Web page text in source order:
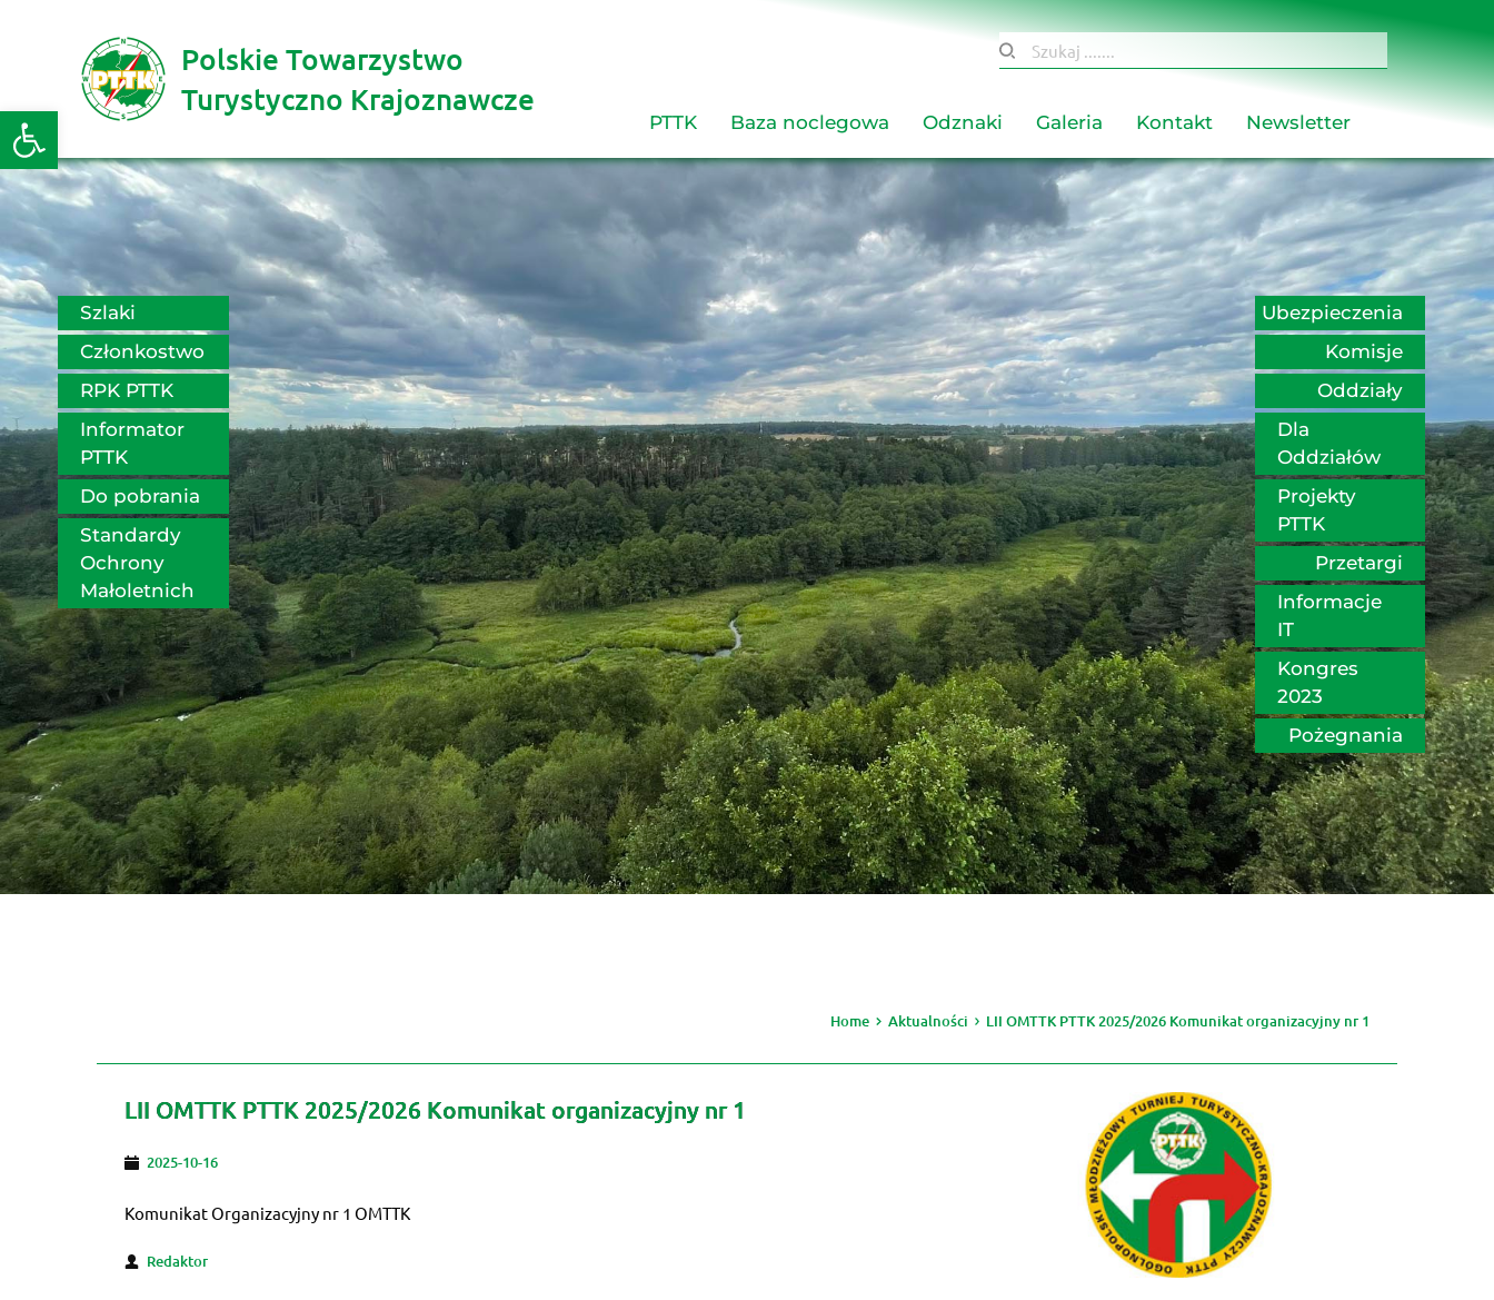
Otwórz pasek narzędzi
Polskie Towarzystwo
Turystyczno Krajoznawcze
Szukaj .......
PTTK Baza noclegowa Odznaki Galeria Kontakt Newsletter
Szlaki
Członkostwo
RPK PTTK
Informator
PTTK
Do pobrania
Standardy
Ochrony
Małoletnich
Ubezpieczenia
Komisje
Oddziały
Dla
Oddziałów
Projekty
PTTK
Przetargi
Informacje
IT
Kongres
2023
Pożegnania
Home Aktualności LII OMTTK PTTK 2025/2026 Komunikat organizacyjny nr 1
LII OMTTK PTTK 2025/2026 Komunikat organizacyjny nr 1
2025-10-16
Komunikat Organizacyjny nr 1 OMTTK
Redaktor